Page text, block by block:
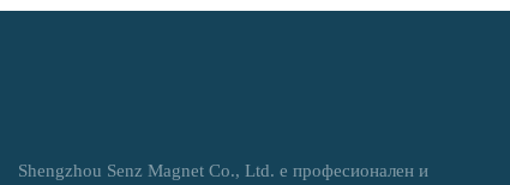
приложения
Shengzhou Senz Magnet Co., Ltd. е професионален и